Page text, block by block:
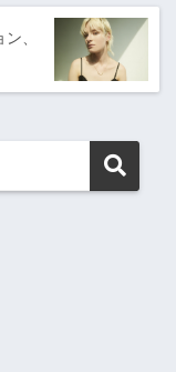
、